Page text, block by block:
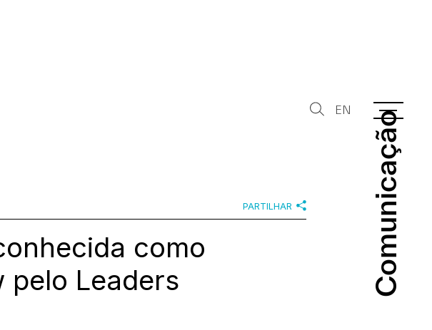
Comunicação
Comunicação
EN
PARTILHAR
como
pelo Leaders